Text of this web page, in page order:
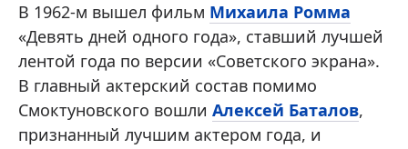
В 1962-м вышел фильм Михаила Ромма
«Девять дней одного года», ставший лучшей
лентой года по версии «Советского экрана».
В главный актерский состав помимо
Смоктуновского вошли Алексей Баталов,
признанный лучшим актером года, и